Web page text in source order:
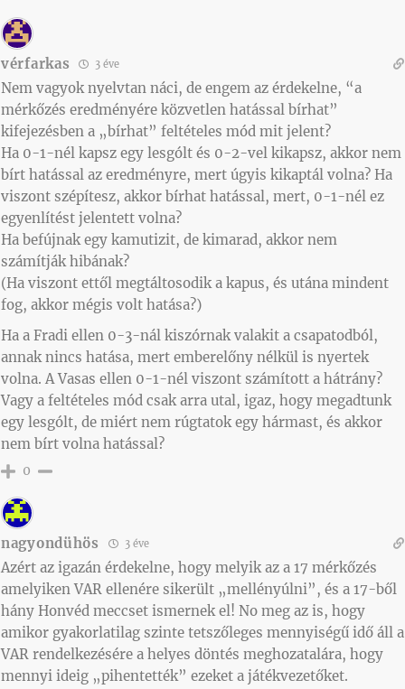
vérfarkas 3 éve
Nem vagyok nyelvtan náci, de engem az érdekelne, “a
mérkőzés eredményére közvetlen hatással bírhat”
kifejezésben a „bírhat” feltételes mód mit jelent?
Ha 0-1-nél kapsz egy lesgólt és 0-2-vel kikapsz, akkor nem
bírt hatással az eredményre, mert úgyis kikaptál volna? Ha
viszont szépítesz, akkor bírhat hatással, mert, 0-1-nél ez
egyenlítést jelentett volna?
Ha befújnak egy kamutizit, de kimarad, akkor nem
számítják hibának?
(Ha viszont ettől megtáltosodik a kapus, és utána mindent
fog, akkor mégis volt hatása?)
Ha a Fradi ellen 0-3-nál kiszórnak valakit a csapatodból,
annak nincs hatása, mert emberelőny nélkül is nyertek
volna. A Vasas ellen 0-1-nél viszont számított a hátrány?
Vagy a feltételes mód csak arra utal, igaz, hogy megadtunk
egy lesgólt, de miért nem rúgtatok egy hármast, és akkor
nem bírt volna hatással?
0
nagyondühös 3 éve
Azért az igazán érdekelne, hogy melyik az a 17 mérkőzés
amelyiken VAR ellenére sikerült „mellényúlni”, és a 17-ből
hány Honvéd meccset ismernek el! No meg az is, hogy
amikor gyakorlatilag szinte tetszőleges mennyiségű idő áll a
VAR rendelkezésére a helyes döntés meghozatalára, hogy
mennyi ideig „pihentették” ezeket a játékvezetőket.